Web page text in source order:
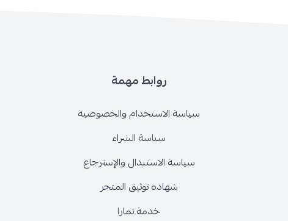
روابط مهمة
سياسة الاستخدام والخصوصية
سياسة الشراء
سياسة الاستبدال والإسترجاع
شهاده توثيق المتجر
خدمة تمارا